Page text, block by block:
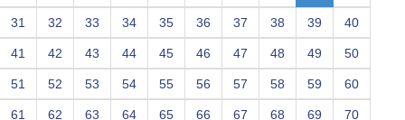
31 32 33 34 35 36 37 38 39 40
41 42 43 44 45 46 47 48 49 50
51 52 53 54 55 56 57 58 59 60
61 62 63 64 65 66 67 68 69 70